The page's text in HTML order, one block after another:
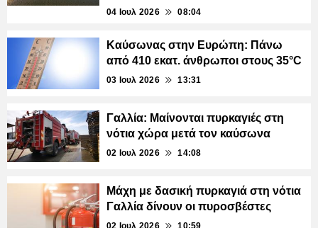
04 Ιουλ 2026 08:04
Καύσωνας στην Ευρώπη: Πάνω
από 410 εκατ. άνθρωποι στους 35°C
03 Ιουλ 2026 13:31
Γαλλία: Μαίνονται πυρκαγιές στη
νότια χώρα μετά τον καύσωνα
02 Ιουλ 2026 14:08
Μάχη με δασική πυρκαγιά στη νότια
Γαλλία δίνουν οι πυροσβέστες
02 Ιουλ 2026 10:59